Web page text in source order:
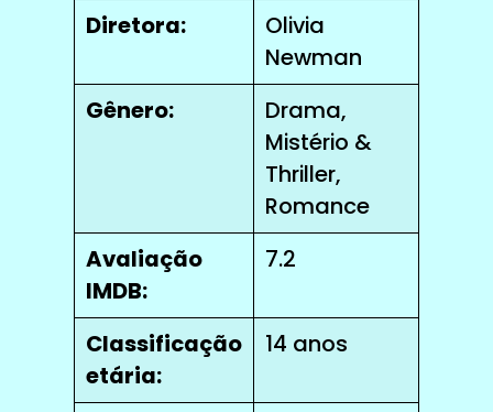
Diretora:
Olivia
Newman
Gênero:
Drama,
Mistério &
Thriller,
Romance
Avaliação
IMDB:
7.2
Classificação
etária:
14 anos